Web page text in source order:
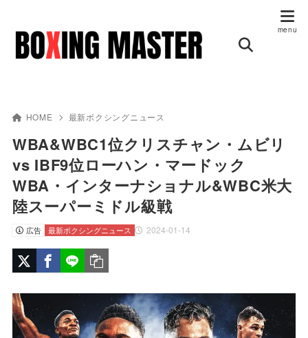
HOME 最新ボクシングニュース
WBA&WBC1位クリスチャン・ムビリ
vs IBF9位ローハン・マードック
WBA・インターナショナル&WBC米大
陸スーパーミドル級戦
広告 2024-01-14
最新ボクシングニュース